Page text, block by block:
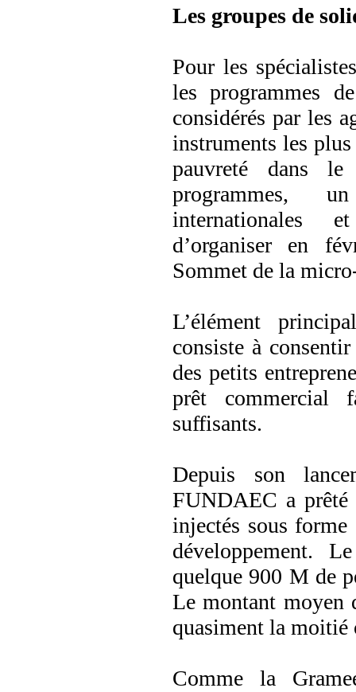
Les groupes de
Pour les
les programmes
considérés par les
instruments les
pauvreté dans
programmes,
internationales
d’organiser en
Sommet de la
L’élément
consiste à
des petits
prêt commercial
suffisants.
Depuis son
FUNDAEC a
injectés sous
développement.
quelque 900 M de
Le montant moyen
quasiment la moitié
Comme la